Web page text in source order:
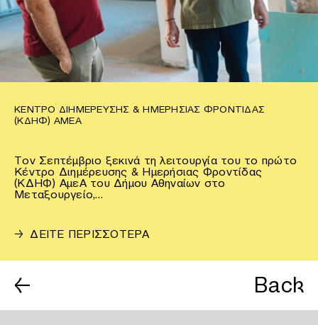
ΚΈΝΤΡΟ ΔΙΗΜΈΡΕΥΣΗΣ & ΗΜΕΡΉΣΙΑΣ ΦΡΟΝΤΊΔΑΣ
(ΚΔΗΦ) ΑΜΕΑ
Τον Σεπτέμβριο ξεκινά τη λειτουργία του το πρώτο
Κέντρο Διημέρευσης & Ημερήσιας Φροντίδας
(ΚΔΗΦ) ΑμεΑ του Δήμου Αθηναίων στο
Μεταξουργείο,…
→ ΔΕΙΤΕ ΠΕΡΙΣΣΟΤΕΡΑ
← Back